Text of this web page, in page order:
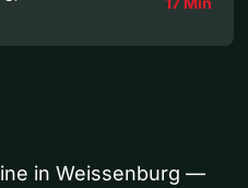
in Weissenburg —